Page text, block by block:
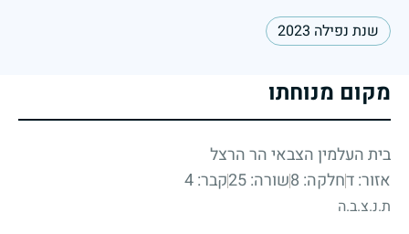
שנת נפילה 2023
מקום מנוחתו
בית העלמין הצבאי הר הרצל
אזור: דחלקה: 8 שורה: 25 קבר: 4
ת.נ.צ.ב.ה